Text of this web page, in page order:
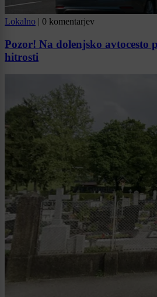
Lokalno | 0 komentarjev
Pozor! Na dolenjsko avtocesto
hitrosti